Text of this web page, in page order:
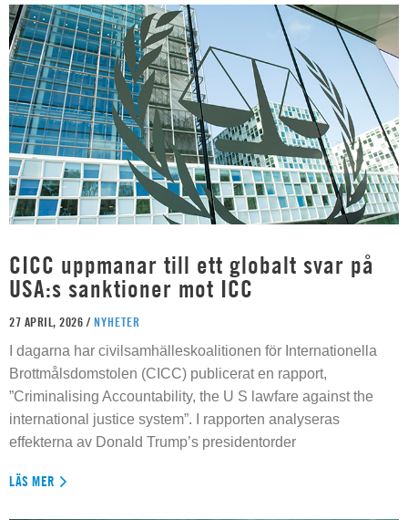
CICC uppmanar till ett globalt svar på
USA:s sanktioner mot ICC
27 APRIL, 2026 / NYHETER
I dagarna har civilsamhälleskoalitionen för Internationella
Brottmålsdomstolen (CICC) publicerat en rapport,
”Criminalising Accountability, the U S lawfare against the
international justice system”. I rapporten analyseras
effekterna av Donald Trump’s presidentorder
LÄS MER